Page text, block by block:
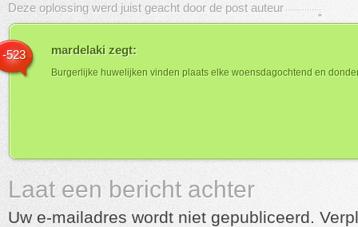
Deze oplossing werd juist geacht door de post auteur
mardelaki zegt:
Burgerlijke huwelijken vinden plaats elke woensdagochtend en
-523
Laat een bericht achter
Uw e-mailadres wordt niet gepubliceerd.